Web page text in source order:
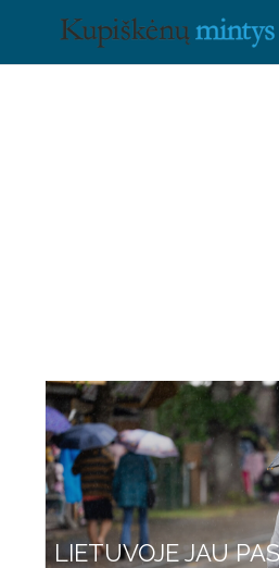
LIETUVOJE JAU